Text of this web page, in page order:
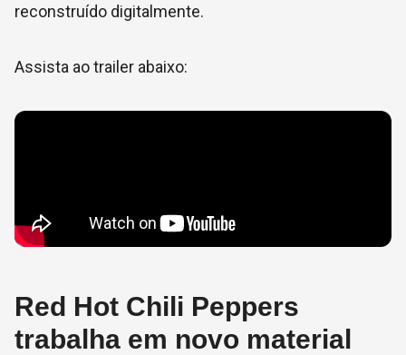
reconstruído digitalmente.
Assista ao trailer abaixo:
Red Hot Chili Peppers
trabalha em novo material